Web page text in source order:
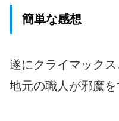
簡単な感想
遂にクライマックス
地元の職人が邪魔を